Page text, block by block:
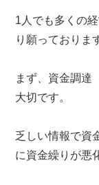
1人でも多くの
り願っておりま
まず、資金調達
大切です。
乏しい情報で資
に資金繰りが悪